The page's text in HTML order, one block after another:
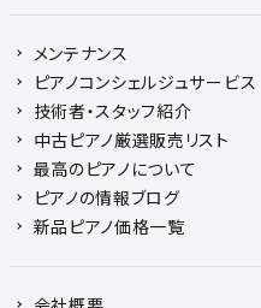
メンテナンス
ピアノコンシェルジュサービス
技術者・スタッフ紹介
中古ピアノ厳選販売リスト
最高のピアノについて
ピアノの情報ブログ
新品ピアノ価格一覧